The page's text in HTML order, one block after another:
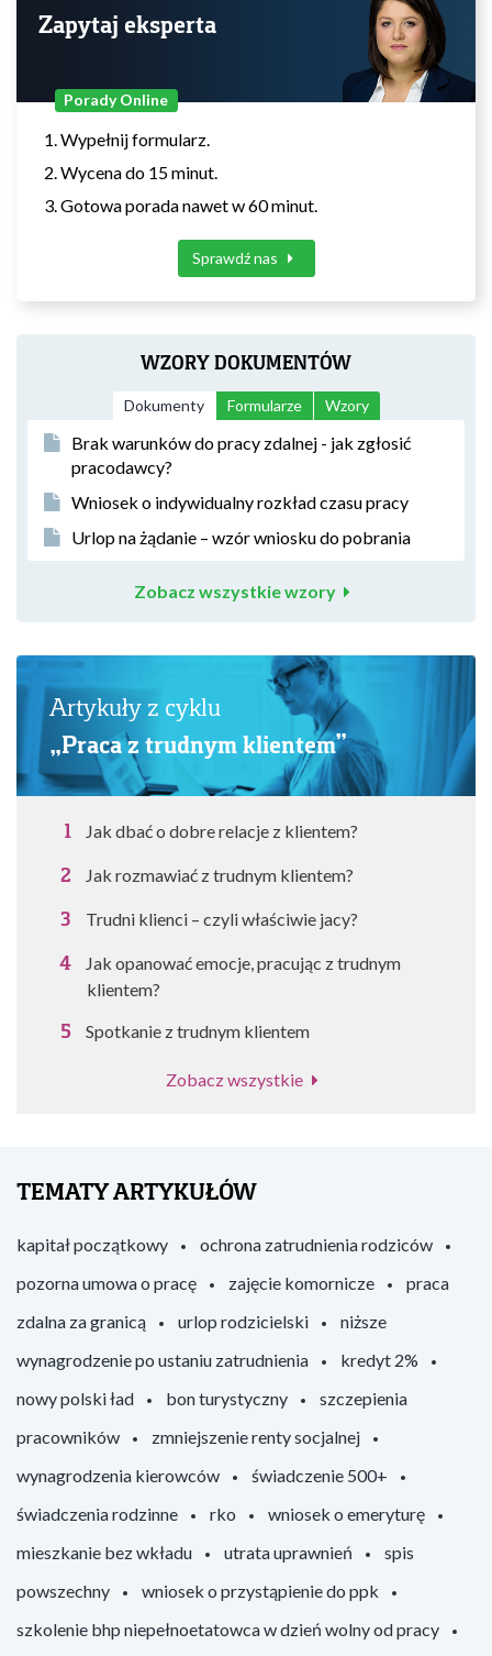
Zapytaj eksperta
Porady Online
Wypełnij formularz.
Wycena do 15 minut.
Gotowa porada nawet w 60 minut.
Sprawdź nas
WZORY DOKUMENTÓW
Dokumenty Formularze Wzory
Brak warunków do pracy zdalnej - jak zgłosić
pracodawcy?
Wniosek o indywidualny rozkład czasu pracy
Urlop na żądanie – wzór wniosku do pobrania
Zobacz wszystkie wzory
Artykuły z cyklu
„Praca z trudnym klientem”
Jak dbać o dobre relacje z klientem?
Jak rozmawiać z trudnym klientem?
Trudni klienci – czyli właściwie jacy?
Jak opanować emocje, pracując z trudnym
klientem?
Spotkanie z trudnym klientem
Zobacz wszystkie
TEMATY ARTYKUŁÓW
kapitał początkowy
ochrona zatrudnienia rodziców
pozorna umowa o pracę
zajęcie komornicze
praca
zdalna za granicą
urlop rodzicielski
niższe
wynagrodzenie po ustaniu zatrudnienia
kredyt 2%
nowy polski ład
bon turystyczny
szczepienia
pracowników
zmniejszenie renty socjalnej
wynagrodzenia kierowców
świadczenie 500+
świadczenia rodzinne
rko
wniosek o emeryturę
mieszkanie bez wkładu
utrata uprawnień
spis
powszechny
wniosek o przystąpienie do ppk
szkolenie bhp niepełnoetatowca w dzień wolny od pracy